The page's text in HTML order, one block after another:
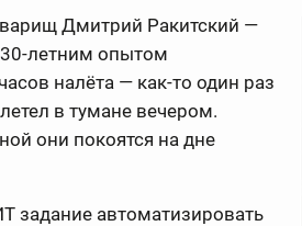
Дмитрий Ракитский —
30-летним опытом
налёта — как-то один раз
в тумане вечером.
они покоятся на дне
задание автоматизировать